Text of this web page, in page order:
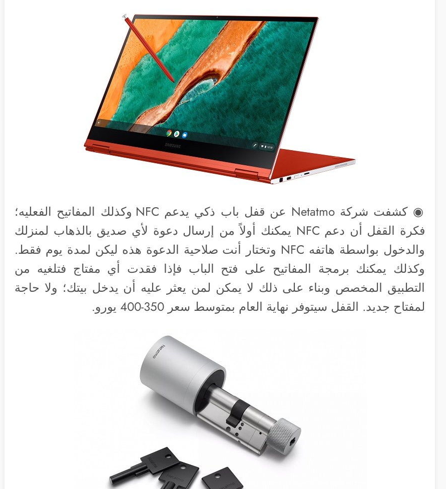
◉ كشفت شركة Netatmo عن قفل باب ذكي يدعم NFC وكذلك المفاتيح الفعليه؛
فكرة القفل أن دعم NFC يمكنك أولاً من إرسال دعوة لأي صديق بالذهاب لمنزلك
والدخول بواسطة هاتفه NFC وتختار أنت صلاحية الدعوة هذه ليكن لمدة يوم فقط.
وكذلك يمكنك برمجة المفاتيح على فتح الباب فإذا فقدت أي مفتاج فتلغيه من
التطبيق المخصص وبناء على ذلك لا يمكن لمن يعثر عليه أن يدخل بيتك؛ ولا حاجة
لمفتاح جديد. القفل سيتوفر نهاية العام بمتوسط سعر 350-400 يورو.